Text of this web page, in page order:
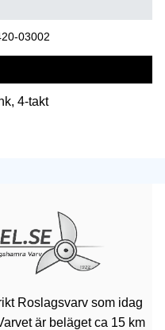
03002
4-takt
Roslagsvarv som idag
är beläget ca 15 km